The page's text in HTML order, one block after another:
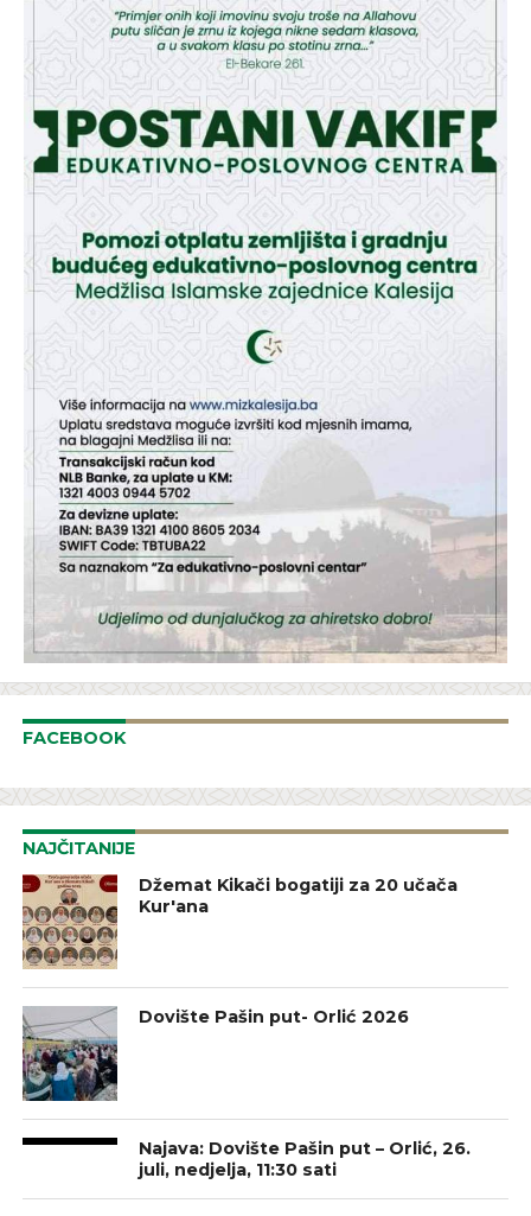
FACEBOOK
NAJČITANIJE
Džemat Kikači bogatiji za 20 učača
Kur'ana
Dovište Pašin put- Orlić 2026
Najava: Dovište Pašin put – Orlić, 26.
juli, nedjelja, 11:30 sati